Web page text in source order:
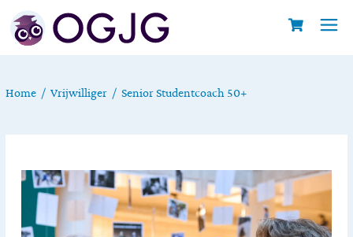
Home Vrijwilliger Senior Studentcoach 50+